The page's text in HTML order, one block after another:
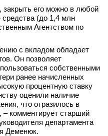
его можно в любой
(до 1,4 млн
Агентством по
с вкладом обладает
Он позволяет
собственными
ранее начисленных
процентную ставку
оценили наличие
что отразилось в
– комментирует старший
департамента
Деменюк.